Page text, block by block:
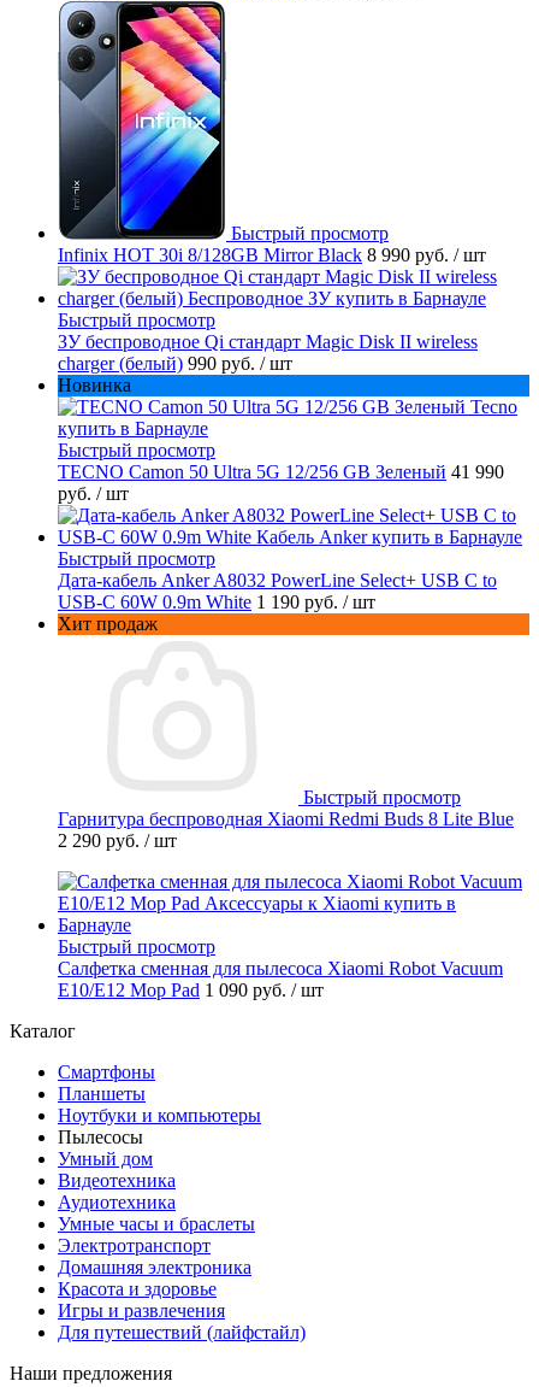
Быстрый просмотр
Infinix HOT 30i 8/128GB Mirror Black 8 990 руб. / шт
Быстрый просмотр
ЗУ беспроводное Qi стандарт Magic Disk II wireless
charger (белый) 990 руб. / шт
Новинка
Быстрый просмотр
TECNO Camon 50 Ultra 5G 12/256 GB Зеленый 41 990
руб. / шт
Быстрый просмотр
Дата-кабель Anker A8032 PowerLine Select+ USB C to
USB-C 60W 0.9m White 1 190 руб. / шт
Хит продаж
Быстрый просмотр
Гарнитура беспроводная Xiaomi Redmi Buds 8 Lite Blue
2 290 руб. / шт
Быстрый просмотр
Салфетка сменная для пылесоса Xiaomi Robot Vacuum
Е10/E12 Mop Pad 1 090 руб. / шт
Каталог
Смартфоны
Планшеты
Ноутбуки и компьютеры
Пылесосы
Умный дом
Видеотехника
Аудиотехника
Умные часы и браслеты
Электротранспорт
Домашняя электроника
Красота и здоровье
Игры и развлечения
Для путешествий (лайфстайл)
Наши предложения